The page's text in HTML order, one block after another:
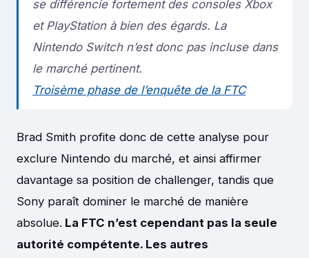
se différencie fortement des consoles Xbox
et PlayStation à bien des égards. La
Nintendo Switch n’est donc pas incluse dans
le marché pertinent.
Troisème phase de l’enquête de la FTC
Brad Smith profite donc de cette analyse pour
exclure Nintendo du marché, et ainsi affirmer
davantage sa position de challenger, tandis que
Sony paraît dominer le marché de manière
absolue. La FTC n’est cependant pas la seule
autorité compétente. Les autres